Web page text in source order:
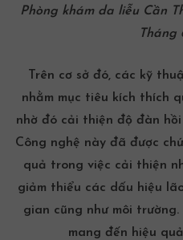
Phòng khám da liễu Cần
Tháng
Trên cơ sở đó, các kỹ
nhằm mục tiêu kích thích
nhờ đó cải thiện độ đàn
Công nghệ này đã được
quả trong việc cải thiện
giảm thiểu các dấu hiệu
gian cũng như môi
mang đến hiệu